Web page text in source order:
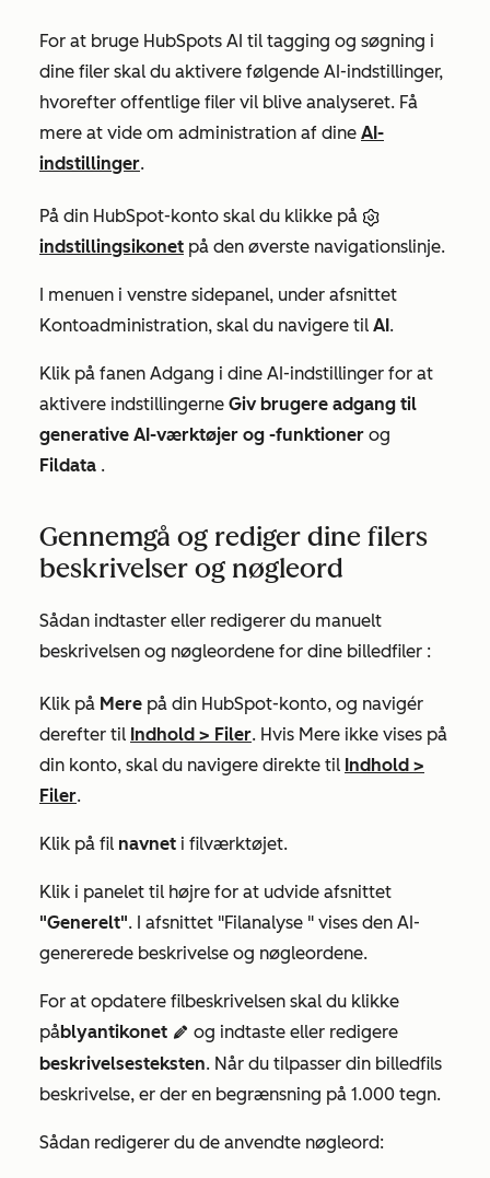
For at bruge HubSpots AI til tagging og søgning i
dine filer skal du aktivere følgende AI-indstillinger,
hvorefter offentlige filer vil blive analyseret. Få
mere at vide om administration af dine AI-
indstillinger.
På din HubSpot-konto skal du klikke på
indstillingsikonet på den øverste navigationslinje.
I menuen i venstre sidepanel, under afsnittet
Kontoadministration, skal du navigere til AI.
Klik på fanen Adgang i dine AI-indstillinger for at
aktivere indstillingerne Giv brugere adgang til
generative AI-værktøjer og -funktioner og
Fildata .
Gennemgå og rediger dine filers
beskrivelser og nøgleord
Sådan indtaster eller redigerer du manuelt
beskrivelsen og nøgleordene for dine billedfiler :
Klik på Mere på din HubSpot-konto, og navigér
derefter til Indhold > Filer. Hvis Mere ikke vises på
din konto, skal du navigere direkte til Indhold >
Filer.
Klik på fil navnet i filværktøjet.
Klik i panelet til højre for at udvide afsnittet
"Generelt". I afsnittet "Filanalyse " vises den AI-
genererede beskrivelse og nøgleordene.
For at opdatere filbeskrivelsen skal du klikke
påblyantikonet edit og indtaste eller redigere
beskrivelsesteksten. Når du tilpasser din billedfils
beskrivelse, er der en begrænsning på 1.000 tegn.
Sådan redigerer du de anvendte nøgleord: